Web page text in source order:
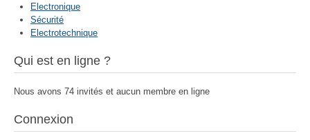
Electronique
Sécurité
Electrotechnique
Qui est en ligne ?
Nous avons 74 invités et aucun membre en ligne
Connexion